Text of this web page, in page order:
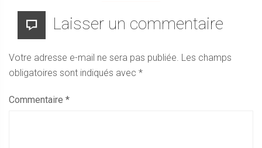
Laisser un commentaire
Votre adresse e-mail ne sera pas publiée. Les champs
obligatoires sont indiqués avec *
Commentaire *